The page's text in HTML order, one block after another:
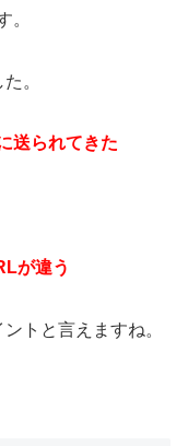
。
。
送られてきた
が違う
トと言えますね。